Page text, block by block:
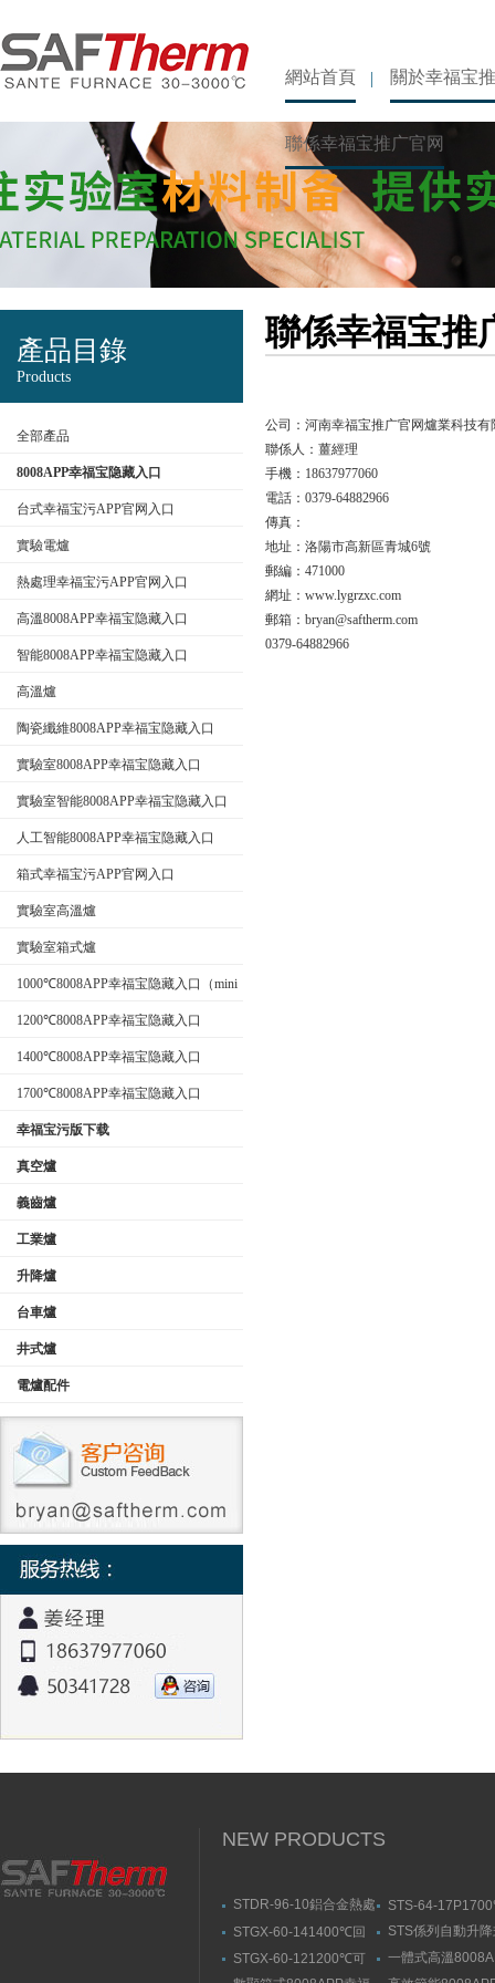
網站首頁 關於幸福宝
聯係幸福宝推广官网
產品目錄
Products
全部產品
8008APP幸福宝隐藏入口
台式幸福宝污APP官网入口
實驗電爐
熱處理幸福宝污APP官网入口
高溫8008APP幸福宝隐藏入口
智能8008APP幸福宝隐藏入口
高溫爐
陶瓷纖維8008APP幸福宝隐藏入口
實驗室8008APP幸福宝隐藏入口
實驗室智能8008APP幸福宝隐藏入口
人工智能8008APP幸福宝隐藏入口
箱式幸福宝污APP官网入口
實驗室高溫爐
實驗室箱式爐
1000℃8008APP幸福宝隐藏入口（mini
型）1200℃8008APP幸福宝隐藏入口
1400℃8008APP幸福宝隐藏入口
1700℃8008APP幸福宝隐藏入口
幸福宝污版下载
真空爐
義齒爐
工業爐
升降爐
台車爐
井式爐
電爐配件
聯係幸福宝推
公司：河南幸福宝推广官网爐業科技
聯係人：薑經理
手機：18637977060
電話：0379-64882966
傳真：
地址：洛陽市高新區青城6號
郵編：471000
網址：www.lygrzxc.com
郵箱：bryan@saftherm.com
0379-64882966
NEW PRODUCTS
STDR-96-10鋁合金熱處
理爐-箱式幸福宝污APP
STS-64-
動升降式燒結爐
STGX-60-141400℃回
轉幸福宝污版下载（剛
STS係列自動升
結爐
STGX-60-121200℃可
傾斜幸福宝污版下载
一體式高溫
福宝隐藏入口